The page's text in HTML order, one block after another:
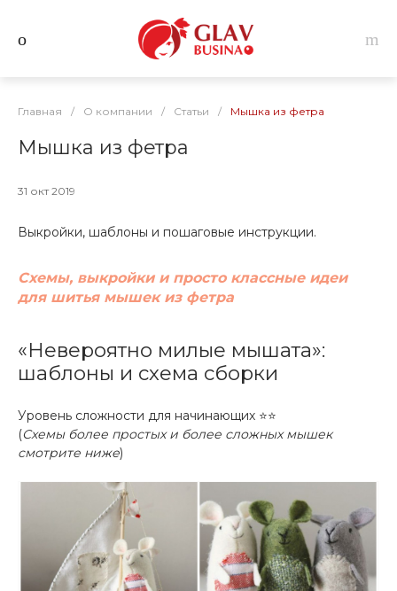
Главная / О компании / Статьи / Мышка из фетра
Мышка из фетра
31 окт 2019
Выкройки, шаблоны и пошаговые инструкции.
Схемы, выкройки и просто классные идеи
для шитья мышек из фетра
«Невероятно милые мышата»:
шаблоны и схема сборки
Уровень сложности для начинающих ⭐⭐
(Схемы более простых и более сложных мышек
смотрите ниже)